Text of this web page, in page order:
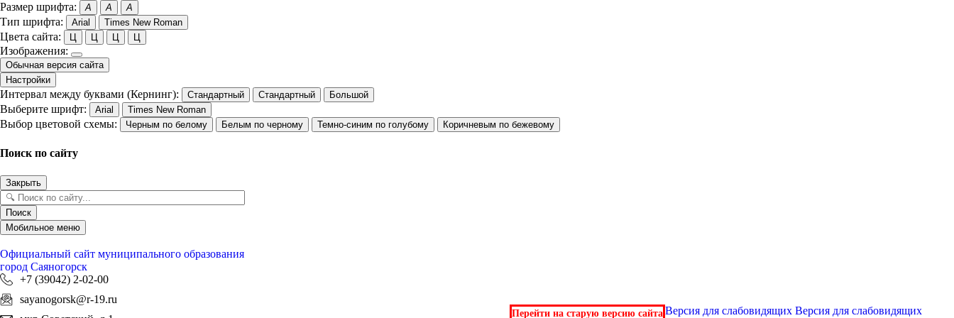
Размер шрифта: A A A
Тип шрифта: Arial Times New Roman
Цвета сайта: Ц Ц Ц Ц
Изображения:
Обычная версия сайта
Настройки
Интервал между буквами (Кернинг): Стандартный Стандартный Большой
Выберите шрифт: Arial Times New Roman
Выбор цветовой схемы: Черным по белому Белым по черному Темно-синим по голубому Коричневым по бежевому
Поиск по сайту
Закрыть
Поиск
Мобильное меню
Официальный сайт муниципального образования
город Саяногорск
+7 (39042) 2-02-00
sayanogorsk@r-19.ru
Перейти на старую версию сайта Версия для слабовидящихВерсия для слабовидящих